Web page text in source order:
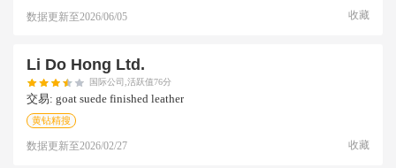
数据更新至2026/06/05 收藏
Li Do Hong Ltd.
国际公司,活跃值76分
交易: goat suede finished leather
黄钻精搜
数据更新至2026/02/27 收藏